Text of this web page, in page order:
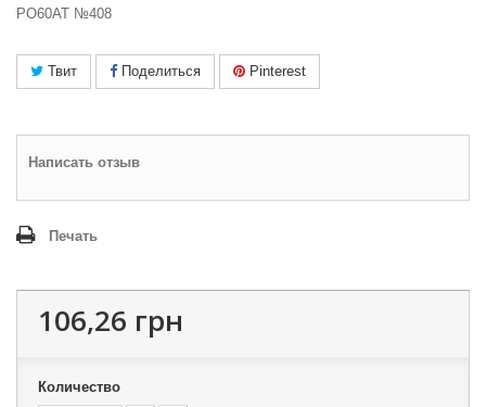
PO60AT №408
Твит Поделиться Pinterest
Написать отзыв
Печать
106,26 грн
Количество